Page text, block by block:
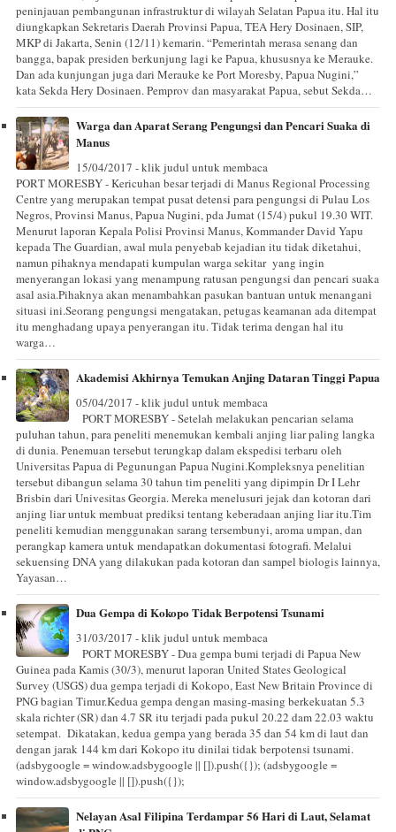
peninjauan pembangunan infrastruktur di wilayah Selatan Papua itu. Hal itu
diungkapkan Sekretaris Daerah Provinsi Papua, TEA Hery Dosinaen, SIP,
MKP di Jakarta, Senin (12/11) kemarin. “Pemerintah merasa senang dan
bangga, bapak presiden berkunjung lagi ke Papua, khususnya ke Merauke.
Dan ada kunjungan juga dari Merauke ke Port Moresby, Papua Nugini,”
kata Sekda Hery Dosinaen. Pemprov dan masyarakat Papua, sebut Sekda…
Warga dan Aparat Serang Pengungsi dan Pencari Suaka di
Manus
15/04/2017 - klik judul untuk membaca
PORT MORESBY - Kericuhan besar terjadi di Manus Regional Processing
Centre yang merupakan tempat pusat detensi para pengungsi di Pulau Los
Negros, Provinsi Manus, Papua Nugini, pda Jumat (15/4) pukul 19.30 WIT.
Menurut laporan Kepala Polisi Provinsi Manus, Kommander David Yapu
kepada The Guardian, awal mula penyebab kejadian itu tidak diketahui,
namun pihaknya mendapati kumpulan warga sekitar yang ingin
menyerangan lokasi yang menampung ratusan pengungsi dan pencari suaka
asal asia.Pihaknya akan menambahkan pasukan bantuan untuk menangani
situasi ini.Seorang pengungsi mengatakan, petugas keamanan ada ditempat
itu menghadang upaya penyerangan itu. Tidak terima dengan hal itu
warga…
Akademisi Akhirnya Temukan Anjing Dataran Tinggi Papua
05/04/2017 - klik judul untuk membaca
PORT MORESBY - Setelah melakukan pencarian selama
puluhan tahun, para peneliti menemukan kembali anjing liar paling langka
di dunia. Penemuan tersebut terungkap dalam ekspedisi terbaru oleh
Universitas Papua di Pegunungan Papua Nugini.Kompleksnya penelitian
tersebut dibangun selama 30 tahun tim peneliti yang dipimpin Dr I Lehr
Brisbin dari Univesitas Georgia. Mereka menelusuri jejak dan kotoran dari
anjing liar untuk membuat prediksi tentang keberadaan anjing liar itu.Tim
peneliti kemudian menggunakan sarang tersembunyi, aroma umpan, dan
perangkap kamera untuk mendapatkan dokumentasi fotografi. Melalui
sekuensing DNA yang dilakukan pada kotoran dan sampel biologis lainnya,
Yayasan…
Dua Gempa di Kokopo Tidak Berpotensi Tsunami
31/03/2017 - klik judul untuk membaca
PORT MORESBY - Dua gempa bumi terjadi di Papua New
Guinea pada Kamis (30/3), menurut laporan United States Geological
Survey (USGS) dua gempa terjadi di Kokopo, East New Britain Province di
PNG bagian Timur.Kedua gempa dengan masing-masing berkekuatan 5.3
skala richter (SR) dan 4.7 SR itu terjadi pada pukul 20.22 dam 22.03 waktu
setempat. Dikatakan, kedua gempa yang berada 35 dan 54 km di laut dan
dengan jarak 144 km dari Kokopo itu dinilai tidak berpotensi tsunami.
(adsbygoogle = window.adsbygoogle || []).push({}); (adsbygoogle =
window.adsbygoogle || []).push({});
Nelayan Asal Filipina Terdampar 56 Hari di Laut, Selamat